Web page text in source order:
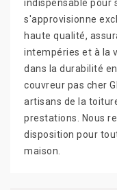
indispensable pour
s'approvisionne
haute qualité,
intempéries et à la
dans la durabilité
couvreur pas cher
artisans de la
prestations. Nous
disposition pour
maison.